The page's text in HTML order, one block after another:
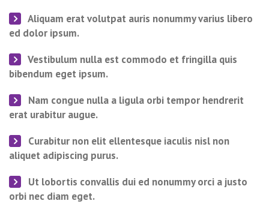
Aliquam erat volutpat auris nonummy varius libero
ed dolor ipsum.
Vestibulum nulla est commodo et fringilla quis
bibendum eget ipsum.
Nam congue nulla a ligula orbi tempor hendrerit
erat urabitur augue.
Curabitur non elit ellentesque iaculis nisl non
aliquet adipiscing purus.
Ut lobortis convallis dui ed nonummy orci a justo
orbi nec diam eget.